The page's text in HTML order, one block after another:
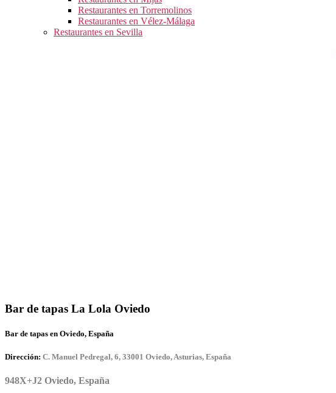
Restaurantes en Torremolinos
Restaurantes en Vélez-Málaga
Restaurantes en Sevilla
Bar de tapas La Lola Oviedo
Bar de tapas en Oviedo, España
Dirección: C. Manuel Pedregal, 6, 33001 Oviedo, Asturias, España
948X+J2 Oviedo, España